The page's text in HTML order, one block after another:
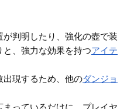
が判明したり、強化の壺で装
、強力な効果を持つアイテ
出現するため、他のダンジョ